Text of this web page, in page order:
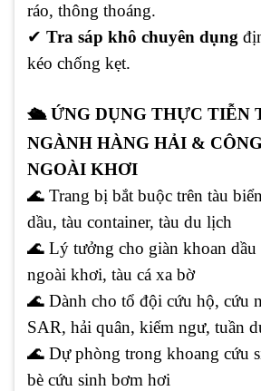
ráo, thông thoáng.
✔ Tra sáp khô chuyên dụng
kéo chống kẹt.
🛳️ ỨNG DỤNG THỰC TIỄN
NGÀNH HÀNG HẢI &
NGOÀI KHƠI
🌊 Trang bị bắt buộc trên tàu
dầu, tàu container, tàu du lịch
🌊 Lý tưởng cho giàn khoan
ngoài khơi, tàu cá xa bờ
🌊 Dành cho tổ đội cứu hộ, cứu
SAR, hải quân, kiểm ngư, tuần
🌊 Dự phòng trong khoang cứu
bè cứu sinh bơm hơi